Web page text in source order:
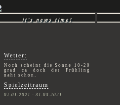
it's news time!
Wetter:
Noch scheint die Sonne 10-20
grad ca doch der Frühling
naht schon.
Spielzeitraum
01.01.2021 - 31.03.2021